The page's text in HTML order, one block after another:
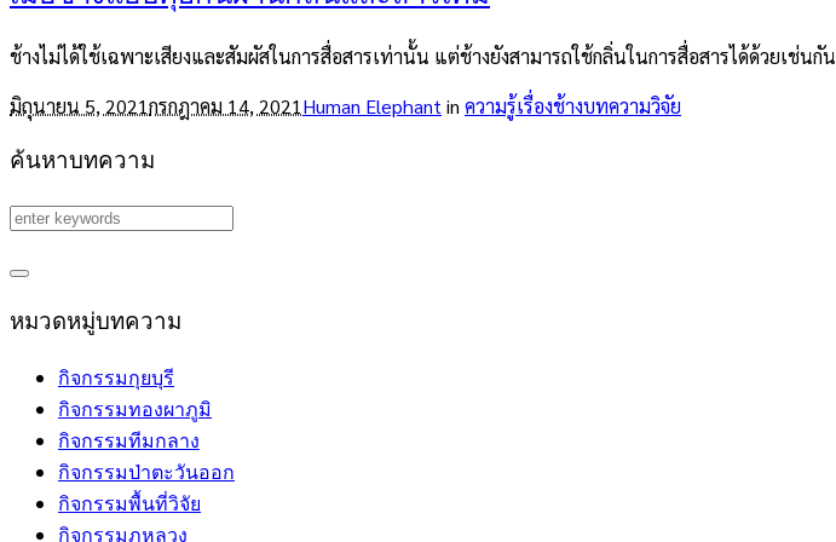
ช้างไม่ได้ใช้เฉพาะเสียงและสัมผัสในการสื่อสารเท่านั้น แต่ช้างยังสามารถใช้กลิ่นในการสื่อสารได้ด้วยเช่นกัน
มิถุนายน 5, 2021กรกฎาคม 14, 2021 Human Elephant in ความรู้เรื่องช้างบทความวิจัย
ค้นหาบทความ
หมวดหมู่บทความ
กิจกรรมกุยบุรี
กิจกรรมทองผาภูมิ
กิจกรรมทีมกลาง
กิจกรรมป่าตะวันออก
กิจกรรมพื้นที่วิจัย
กิจกรรมภูหลวง